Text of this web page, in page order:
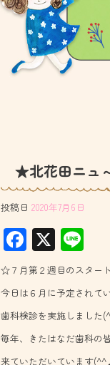
★北花田ニュ
投稿日 2020年7月6日
F
ac
e
b
o
ok
X
ne
☆７月第２週目のスター
今日は６月に予定されて
歯科検診を実施しました
毎年、きたはなだ歯科の
来ていただいています